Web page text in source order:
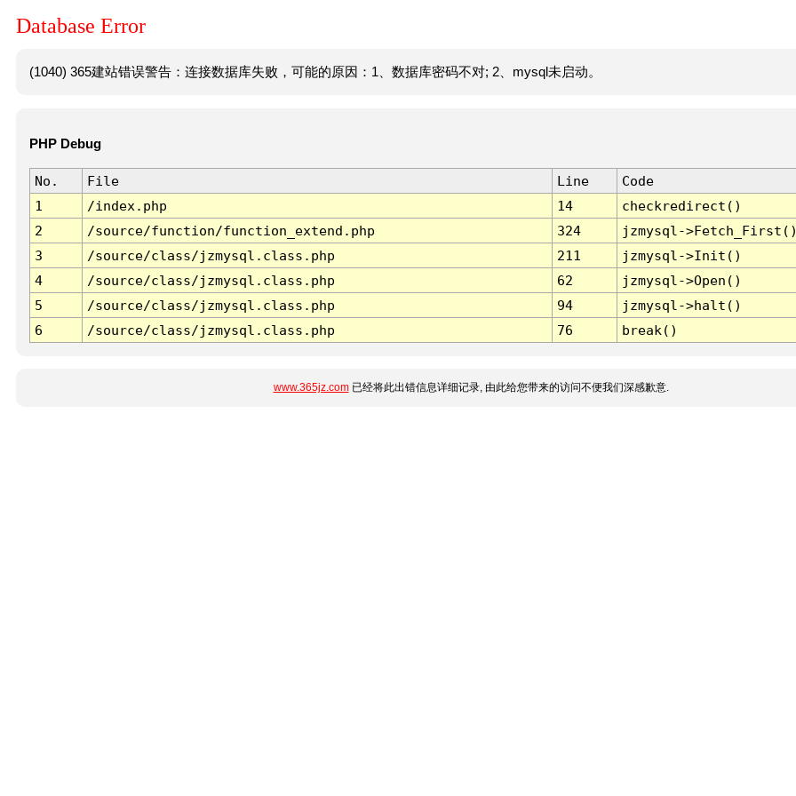
Database Error
(1040) 365建站错误警告：连接数据库失败，可能的原因：1、数据库密码不对; 2、mysql未启动。
PHP Debug
No. File Line
Code
1
/index.php 14
checkredirect()
2
/source/function/function_extend.php 324
jzmysql-
3
/source/class/jzmysql.class.php 211
jzmysql->Init()
4
/source/class/jzmysql.class.php 62
jzmysql->Open()
5
/source/class/jzmysql.class.php 94
jzmysql->halt()
6
/source/class/jzmysql.class.php 76 break()
www.365jz.com已经将此出错信息详细记录, 由此给您带来的访问不便我们深感歉意.